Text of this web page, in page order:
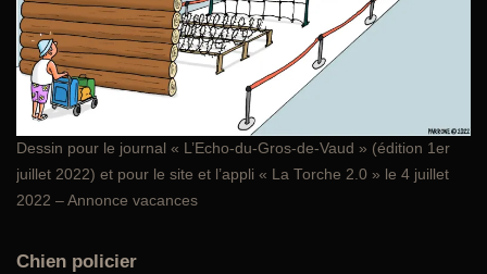
Dessin pour le journal « L’Echo-du-Gros-de-Vaud » (édition 1er
juillet 2022) et pour le site et l’appli « La Torche 2.0 » le 4 juillet
2022 – Annonce vacances
Chien policier